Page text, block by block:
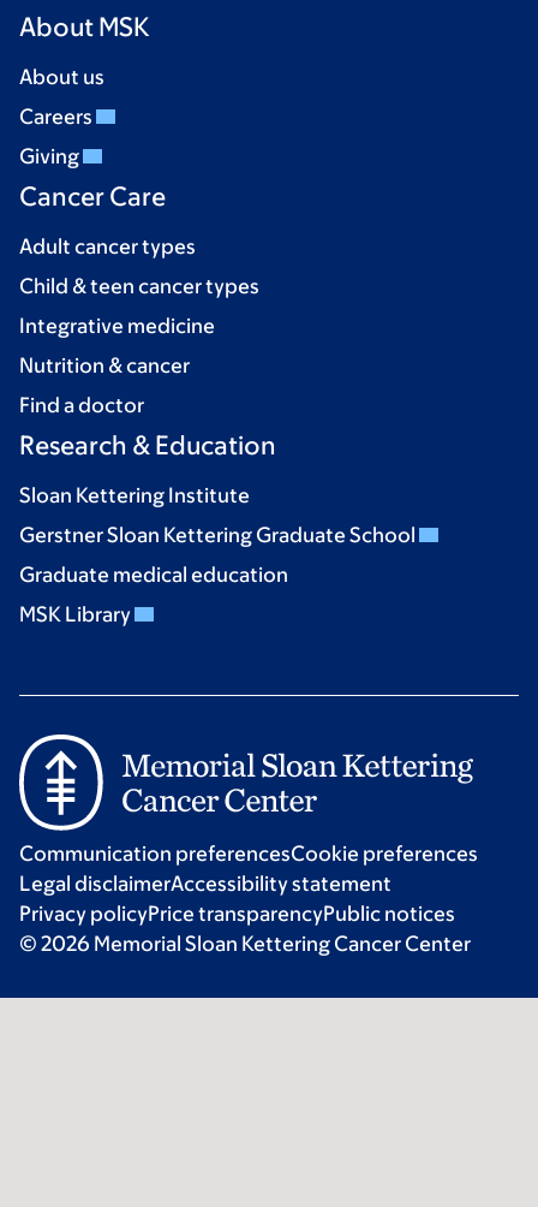
About MSK
About us
Careers
Giving
Cancer Care
Adult cancer types
Child & teen cancer types
Integrative medicine
Nutrition & cancer
Find a doctor
Research & Education
Sloan Kettering Institute
Gerstner Sloan Kettering Graduate School
Graduate medical education
MSK Library
Communication preferencesCookie preferences
Legal disclaimerAccessibility statement
Privacy policyPrice transparencyPublic notices
© 2026 Memorial Sloan Kettering Cancer Center